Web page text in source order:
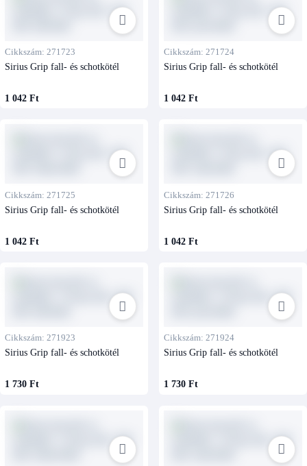
Cikkszám: 271723
Sirius Grip fall- és schotkötél
1 042 Ft
Cikkszám: 271724
Sirius Grip fall- és schotkötél
1 042 Ft
Cikkszám: 271725
Sirius Grip fall- és schotkötél
1 042 Ft
Cikkszám: 271726
Sirius Grip fall- és schotkötél
1 042 Ft
Cikkszám: 271923
Sirius Grip fall- és schotkötél
1 730 Ft
Cikkszám: 271924
Sirius Grip fall- és schotkötél
1 730 Ft